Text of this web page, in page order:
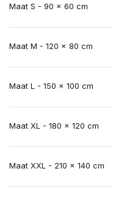
Maat S - 90 x 60 cm
Maat M - 120 x 80 cm
Maat L - 150 x 100 cm
Maat XL - 180 x 120 cm
Maat XXL - 210 x 140 cm